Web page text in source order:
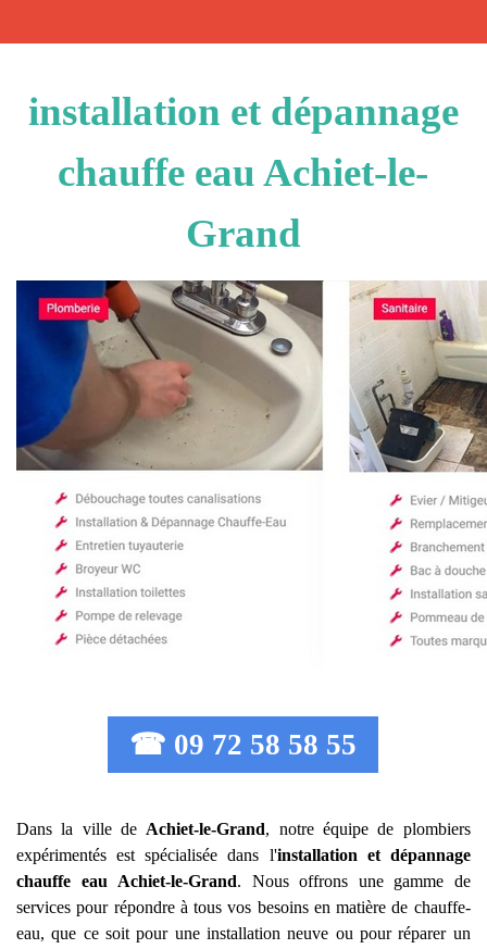
installation et dépannage
chauffe eau Achiet-le-
Grand
☎ 09 72 58 58 55
Dans la ville de Achiet-le-Grand, notre équipe de plombiers
expérimentés est spécialisée dans l'installation et dépannage
chauffe eau
Achiet-le-Grand. Nous offrons une gamme de
services pour répondre à tous vos besoins en matière de chauffe-
eau, que ce soit pour une installation neuve ou pour réparer un